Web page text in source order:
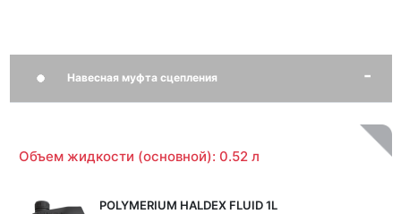
Навесная муфта сцепления
Объем жидкости (основной): 0.52 л
POLYMERIUM HALDEX FLUID 1L